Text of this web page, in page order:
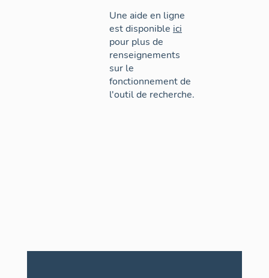
Une aide en ligne
est disponible ici
pour plus de
renseignements
sur le
fonctionnement de
l'outil de recherche.